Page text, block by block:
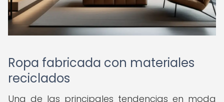
Ropa fabricada con materiales
reciclados
Una de las principales tendencias en moda